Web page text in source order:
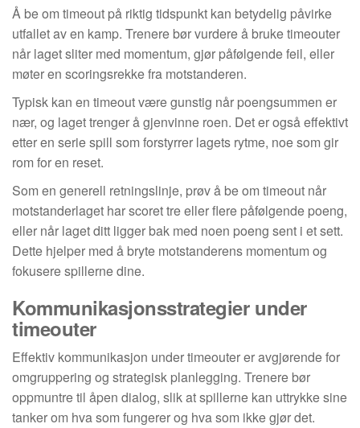
Å be om timeout på riktig tidspunkt kan betydelig påvirke
utfallet av en kamp. Trenere bør vurdere å bruke timeouter
når laget sliter med momentum, gjør påfølgende feil, eller
møter en scoringsrekke fra motstanderen.
Typisk kan en timeout være gunstig når poengsummen er
nær, og laget trenger å gjenvinne roen. Det er også effektivt
etter en serie spill som forstyrrer lagets rytme, noe som gir
rom for en reset.
Som en generell retningslinje, prøv å be om timeout når
motstanderlaget har scoret tre eller flere påfølgende poeng,
eller når laget ditt ligger bak med noen poeng sent i et sett.
Dette hjelper med å bryte motstanderens momentum og
fokusere spillerne dine.
Kommunikasjonsstrategier under
timeouter
Effektiv kommunikasjon under timeouter er avgjørende for
omgruppering og strategisk planlegging. Trenere bør
oppmuntre til åpen dialog, slik at spillerne kan uttrykke sine
tanker om hva som fungerer og hva som ikke gjør det.